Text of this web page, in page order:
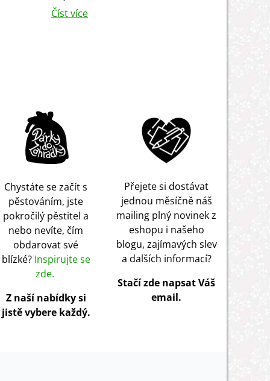
Číst více
Chystáte se začít s
pěstováním, jste
pokročilý pěstitel a
nebo nevíte, čím
obdarovat své
blízké? Inspirujte se
zde.
Z naší nabídky si
jistě vybere každý.
Přejete si dostávat
jednou měsíčně náš
mailing plný novinek z
eshopu i našeho
blogu, zajímavých slev
a dalších informací?
Stačí zde napsat Váš
email.